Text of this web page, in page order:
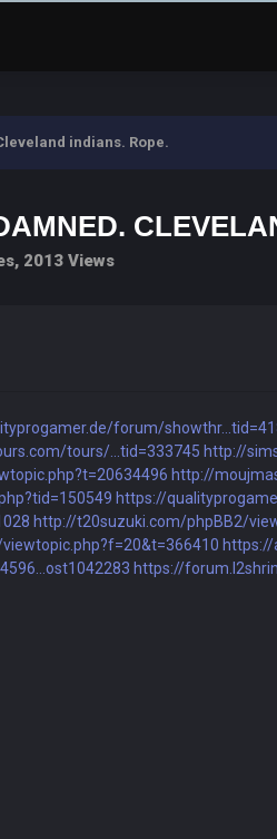
indians. Rope.
2013 Views
forum/
tours/...tid=333745 http://
http://
https://
http://t20suzuki.com/phpBB2/
https://
https://